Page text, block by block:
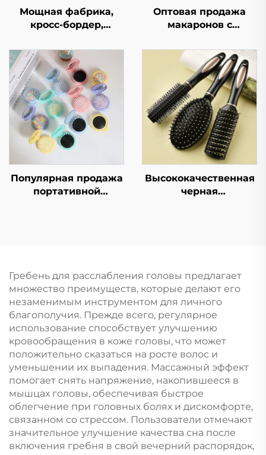
Мощная фабрика,
кросс-бордер,
красная кожа,
массаж бороды,
предотвращение
спутывания, мягкая и
гладкая расческа
Оптовая продажа
макаронов с
безопасности, щетка
для волос для
студентов,
портативная
воздушная щетка для
женщин, массажная
щетка
Популярная продажа
портативной
макаронными
пастельными
цветами и рисунком
для детей
Высококачественная
черная
логотипом, для
домашнего
использования
Гребень для расслабления головы предлагает
множество преимуществ, которые делают его
незаменимым инструментом для личного
благополучия. Прежде всего, регулярное
использование способствует улучшению
кровообращения в коже головы, что может
положительно сказаться на росте волос и
уменьшении их выпадения. Массажный эффект
помогает снять напряжение, накопившееся в
мышцах головы, обеспечивая быстрое
облегчение при головных болях и дискомфорте,
связанном со стрессом. Пользователи отмечают
значительное улучшение качества сна после
включения гребня в свой вечерний распорядок,